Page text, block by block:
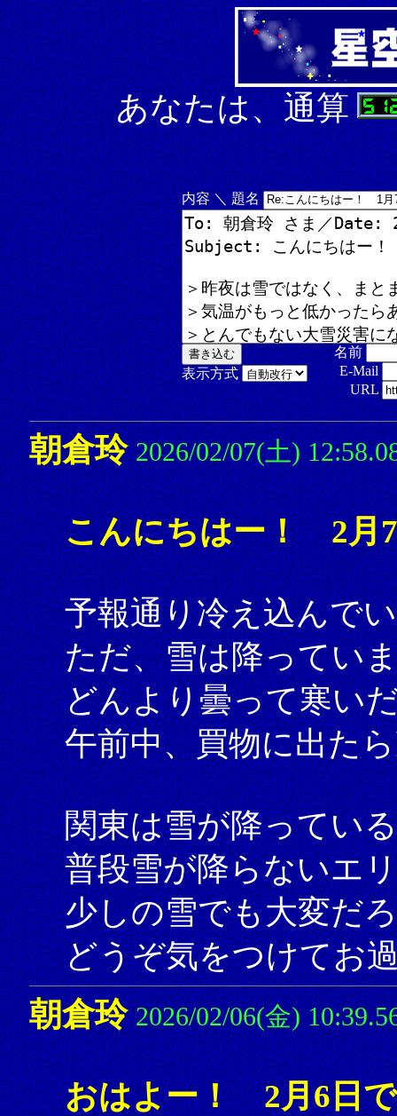
あなたは、通算
内容 ＼ 題名
表示方式
名前
E-Mail
URL
朝倉玲 2026/02/07(土)
こんにちはー！ 2月
予報通り冷え込んで
ただ、雪は降ってい
どんより曇って寒い
午前中、買物に出た
関東は雪が降ってい
普段雪が降らないエ
少しの雪でも大変だ
どうぞ気をつけてお
朝倉玲 2026/02/06(金)
おはよー！ 2月6日